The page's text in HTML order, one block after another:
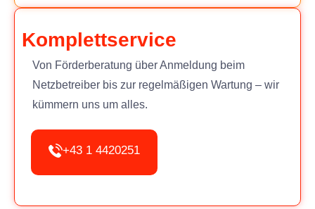
Komplettservice
Von Förderberatung über Anmeldung beim
Netzbetreiber bis zur regelmäßigen Wartung – wir
kümmern uns um alles.
+43 1 4420251